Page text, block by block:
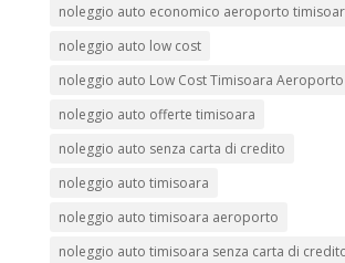
noleggio auto economico aeroporto
noleggio auto low cost
noleggio auto Low Cost Timisoara Aeroporto
noleggio auto offerte timisoara
noleggio auto senza carta di credito
noleggio auto timisoara
noleggio auto timisoara aeroporto
noleggio auto timisoara senza carta di